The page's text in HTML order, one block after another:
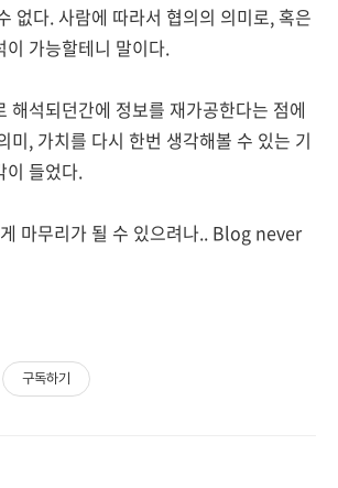
없다. 사람에 따라서 협의의 의미로, 혹은
가능할테니 말이다.
해석되던간에 정보를 재가공한다는 점에
미, 가치를 다시 한번 생각해볼 수 있는 기
이 들었다.
마무리가 될 수 있으려나.. Blog never
구독하기